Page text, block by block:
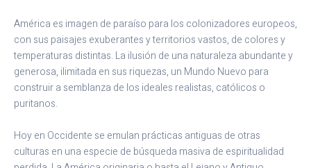
América es imagen de paraíso para los colonizadores europeos,
con sus paisajes exuberantes y territorios vastos, de colores y
temperaturas distintas. La ilusión de una naturaleza abundante y
generosa, ilimitada en sus riquezas, un Mundo Nuevo para
construir a semblanza de los ideales realistas, católicos o
puritanos.
Hoy en Occidente se emulan prácticas antiguas de otras
culturas en una especie de búsqueda masiva de espiritualidad